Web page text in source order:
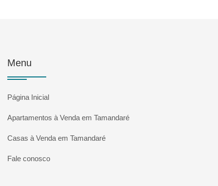
Menu
Página Inicial
Apartamentos à Venda em Tamandaré
Casas à Venda em Tamandaré
Fale conosco